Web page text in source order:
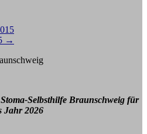
→
Selbsthilfe Braunschweig für
Jahr 2026